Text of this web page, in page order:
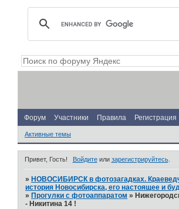
Форум Участники Правила Регистрация
Активные темы
Привет, Гость! Войдитеили зарегистрируйтесь.
» НОВОСИБИРСК в фотозагадках.
история Новосибирска, его настоящее и
» Прогулки с фотоаппаратом »
- Никитина 14 !